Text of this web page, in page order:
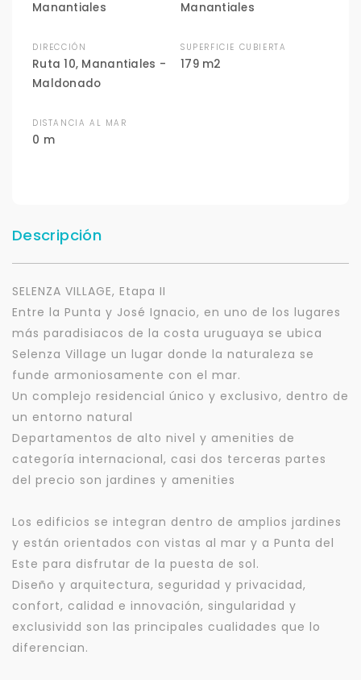
Manantiales Manantiales
DIRECCIÓN
Ruta 10, Manantiales -
Maldonado
SUPERFICIE CUBIERTA
179 m2
DISTANCIA AL MAR
0 m
Descripción
SELENZA VILLAGE, Etapa II
Entre la Punta y José Ignacio, en uno de los lugares
más paradisiacos de la costa uruguaya se ubica
Selenza Village un lugar donde la naturaleza se
funde armoniosamente con el mar.
Un complejo residencial único y exclusivo, dentro de
un entorno natural
Departamentos de alto nivel y amenities de
categoría internacional, casi dos terceras partes
del precio son jardines y amenities
Los edificios se integran dentro de amplios jardines
y están orientados con vistas al mar y a Punta del
Este para disfrutar de la puesta de sol.
Diseño y arquitectura, seguridad y privacidad,
confort, calidad e innovación, singularidad y
exclusividd son las principales cualidades que lo
diferencian.